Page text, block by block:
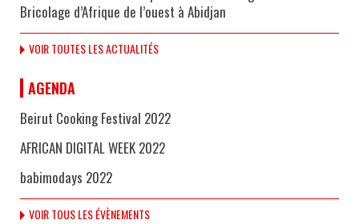
Bricolage d’Afrique de l’ouest à Abidjan
VOIR TOUTES LES ACTUALITÉS
AGENDA
Beirut Cooking Festival 2022
AFRICAN DIGITAL WEEK 2022
babimodays 2022
VOIR TOUS LES ÉVÈNEMENTS